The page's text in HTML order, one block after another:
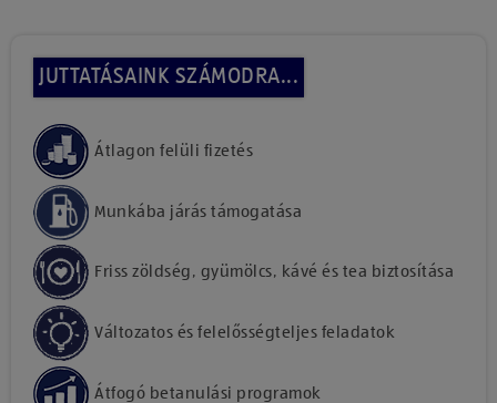
JUTTATÁSAINK SZÁMODRA...
Átlagon felüli fizetés
Munkába járás támogatása
Friss zöldség, gyümölcs, kávé és tea biztosítása
Változatos és felelősségteljes feladatok
Átfogó betanulási programok